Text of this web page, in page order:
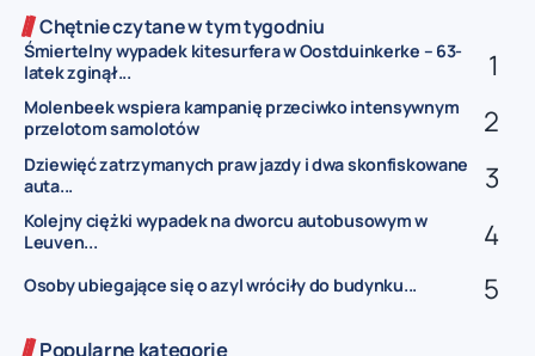
Chętnie czytane w tym tygodniu
Śmiertelny wypadek kitesurfera w Oostduinkerke – 63-
latek zginął...
Molenbeek wspiera kampanię przeciwko intensywnym
przelotom samolotów
Dziewięć zatrzymanych praw jazdy i dwa skonfiskowane
auta...
Kolejny ciężki wypadek na dworcu autobusowym w
Leuven...
Osoby ubiegające się o azyl wróciły do budynku...
Popularne kategorie